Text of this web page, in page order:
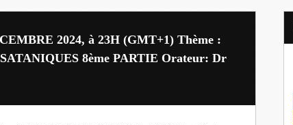
2024, à 23H (GMT+1) Thème :
8ème PARTIE Orateur: Dr